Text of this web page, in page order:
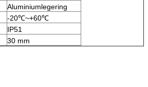
Aluminiumlegering
-20℃~+60℃
IP51
30 mm